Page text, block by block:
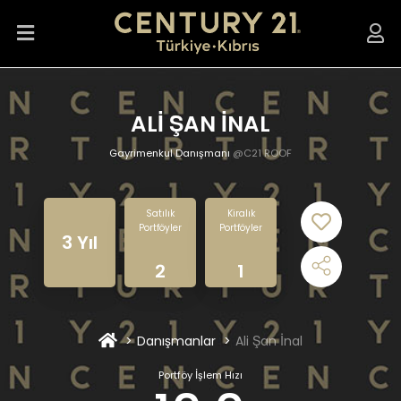
ALİ ŞAN İNAL
Gayrimenkul Danışmanı @C21 ROOF
3 Yıl
Satılık
Portföyler
2
Kiralık
Portföyler
1
Danışmanlar Ali Şan İnal
Portföy İşlem Hızı